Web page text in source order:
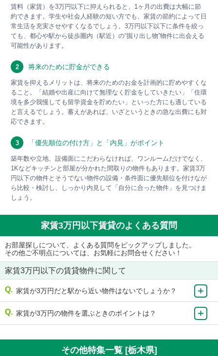
賃料（家賃）を3万円以下に抑えられると、1ヶ月の出費は大幅に節
約できます。学生や社会人経験の短い方でも、家賃の節約によって日
常生活を充実させやすくなるでしょう。3万円以下以下に条件を絞っ
ても、都心や駅から徒歩圏内（駅近）の“掘り出し物”物件に出会える
可能性があります。
2 将来のために貯金ができる
家賃を抑えるメリットは、将来のためのお金を計画的に貯めやすくな
ること。「結婚や出産に向けて無理なく貯金をしていきたい」「住環
境を多少我慢しても留学資金を貯めたい」といった方にも適している
と言えるでしょう。蓄えがあれば、いざというときの急な出費にも対
応できます。
3 「優先順位の付け方」と「内見」がポイント
築年数や立地、設備面にこだわらなければ、ワンルームだけでなく、
1Kなどキッチンと部屋が分かれた間取りの物件もあります。家賃3万
円以下の物件とそうでない物件の設備・条件面に優先順位を付けなが
ら比較・検討し、しっかり内見して「自分に合った物件」を見つけま
しょう。
家賃3万円以下賃貸のよくある質問
お部屋探しについて、よくある質問をピックアップしました。
その他ご不明点については、お気軽にお問合せください！
家賃3万円以下の賃貸物件に関して
家賃が3万円だと駅から近い物件はないでしょうか？
家賃が3万円の物件を選ぶときのポイントは？
その他特集一覧 [栃木県]